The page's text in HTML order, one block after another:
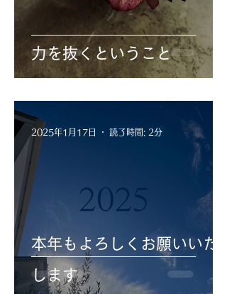
力を抜くということ
本年もよろしくお願いいた
します
2025年1月17日 読了時間: 2分